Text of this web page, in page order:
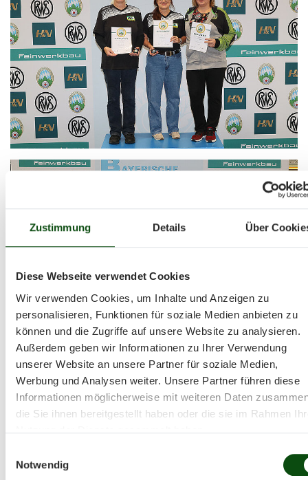
Zustimmung Details Über
Diese Webseite verwendet Cookies
Wir verwenden Cookies, um Inhalte und Anzeigen zu
personalisieren, Funktionen für soziale Medien anbieten zu
können und die Zugriffe auf unsere Website zu analysieren.
Außerdem geben wir Informationen zu Ihrer Verwendung
unserer Website an unsere Partner für soziale Medien,
Werbung und Analysen weiter. Unsere Partner führen diese
Informationen möglicherweise mit weiteren Daten
die Sie ihnen bereitgestellt haben oder die sie im Rahmen
Notwendig